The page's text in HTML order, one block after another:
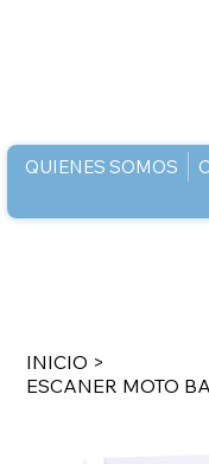
QUIENES SOMOS
INICIO >